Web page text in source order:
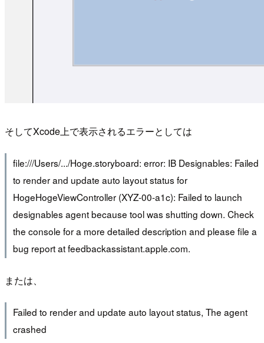
そしてXcode上で表示されるエラーとしては
file:///Users/.../Hoge.storyboard: error: IB Designables: Failed
to render and update auto layout status for
HogeHogeViewController (XYZ-00-a1c): Failed to launch
designables agent because tool was shutting down. Check
the console for a more detailed description and please file a
bug report at feedbackassistant.apple.com.
または、
Failed to render and update auto layout status, The agent
crashed